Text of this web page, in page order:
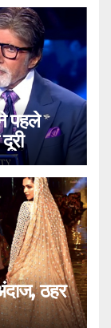
पहले
ठहर